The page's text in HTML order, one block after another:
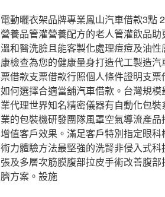
電動曬衣架品牌專業鳳山汽車借款3點
營養品管灌營養配方的老人管灌飲品
溫和醫洗臉且能客製化處理痘痘及油
康檢查為您的健康量身打造代工製造
票借款支票借款行照個人條件證明支
如何選擇合適當舖汽車借款。台灣規
業代理世界知名精密儀器有自動化包
業的包裝機研發團隊風罩空氣導流產
增值客戶效果。滿足客戶特別指定眼
術力體驗方法最堅強的洗腎非侵入式
張及多層次筋膜腹部拉皮手術改善腹
臍方案。設施